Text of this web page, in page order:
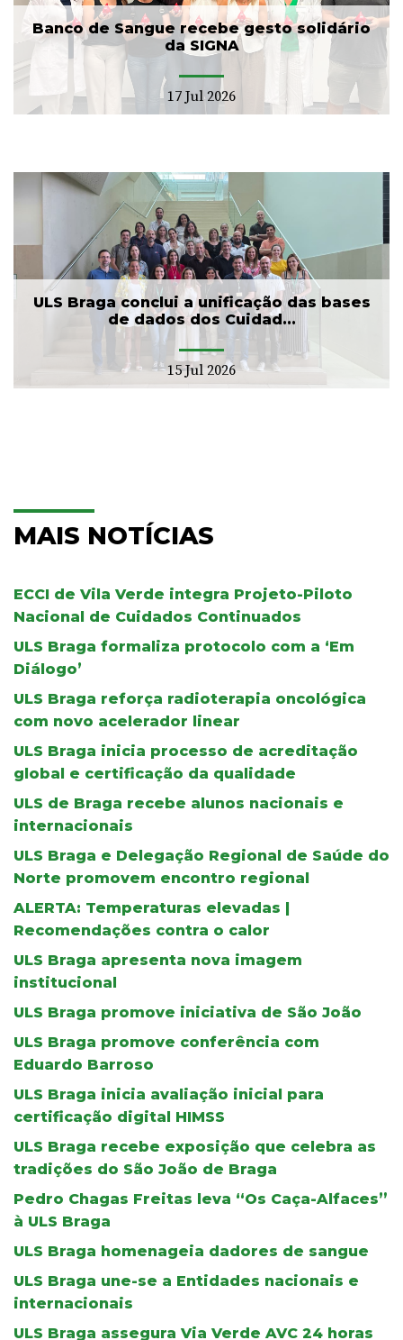
Banco de Sangue recebe gesto solidário
da SIGNA
17 Jul 2026
ULS Braga conclui a unificação das bases
de dados dos Cuidad...
15 Jul 2026
MAIS NOTÍCIAS
ECCI de Vila Verde integra Projeto-Piloto
Nacional de Cuidados Continuados
ULS Braga formaliza protocolo com a ‘Em
Diálogo’
ULS Braga reforça radioterapia oncológica
com novo acelerador linear
ULS Braga inicia processo de acreditação
global e certificação da qualidade
ULS de Braga recebe alunos nacionais e
internacionais
ULS Braga e Delegação Regional de Saúde do
Norte promovem encontro regional
ALERTA: Temperaturas elevadas |
Recomendações contra o calor
ULS Braga apresenta nova imagem
institucional
ULS Braga promove iniciativa de São João
ULS Braga promove conferência com
Eduardo Barroso
ULS Braga inicia avaliação inicial para
certificação digital HIMSS
ULS Braga recebe exposição que celebra as
tradições do São João de Braga
Pedro Chagas Freitas leva “Os Caça-Alfaces”
à ULS Braga
ULS Braga homenageia dadores de sangue
ULS Braga une-se a Entidades nacionais e
internacionais
ULS Braga assegura Via Verde AVC 24 horas